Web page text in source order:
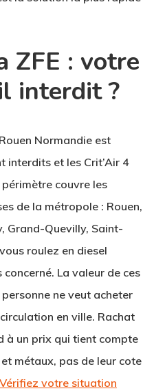
ZFE : votre
interdit ?
Normandie est
interdits et les Crit’Air 4
couvre les
de la métropole : Rouen,
Grand-Quevilly, Saint-
roulez en diesel
La valeur de ces
ne veut acheter
en ville. Rachat
à un prix qui tient compte
métaux, pas de leur cote
Vérifiez votre situation